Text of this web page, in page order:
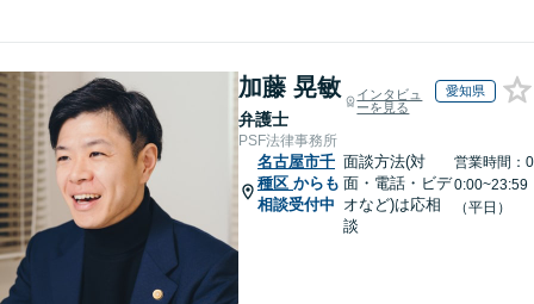
加藤 晃敏
弁護士
インタビュ
ーを見る
愛知県
PSF法律事務所
名古屋市千
種区 からも
相談受付中
面談方法(対
面・電話・ビデ
オなど)は応相
談
営業時間：0
0:00~23:59
（平日）